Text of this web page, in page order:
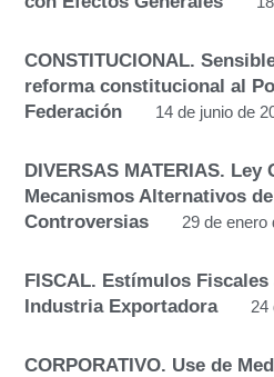
CONSTITUCIONAL.
reforma constitucional al
Federación
14 de junio de
DIVERSAS MATERIAS. Ley
Mecanismos Alternativos
Controversias
29 de enero
FISCAL. Estímulos
Industria Exportadora
24
CORPORATIVO. Use de